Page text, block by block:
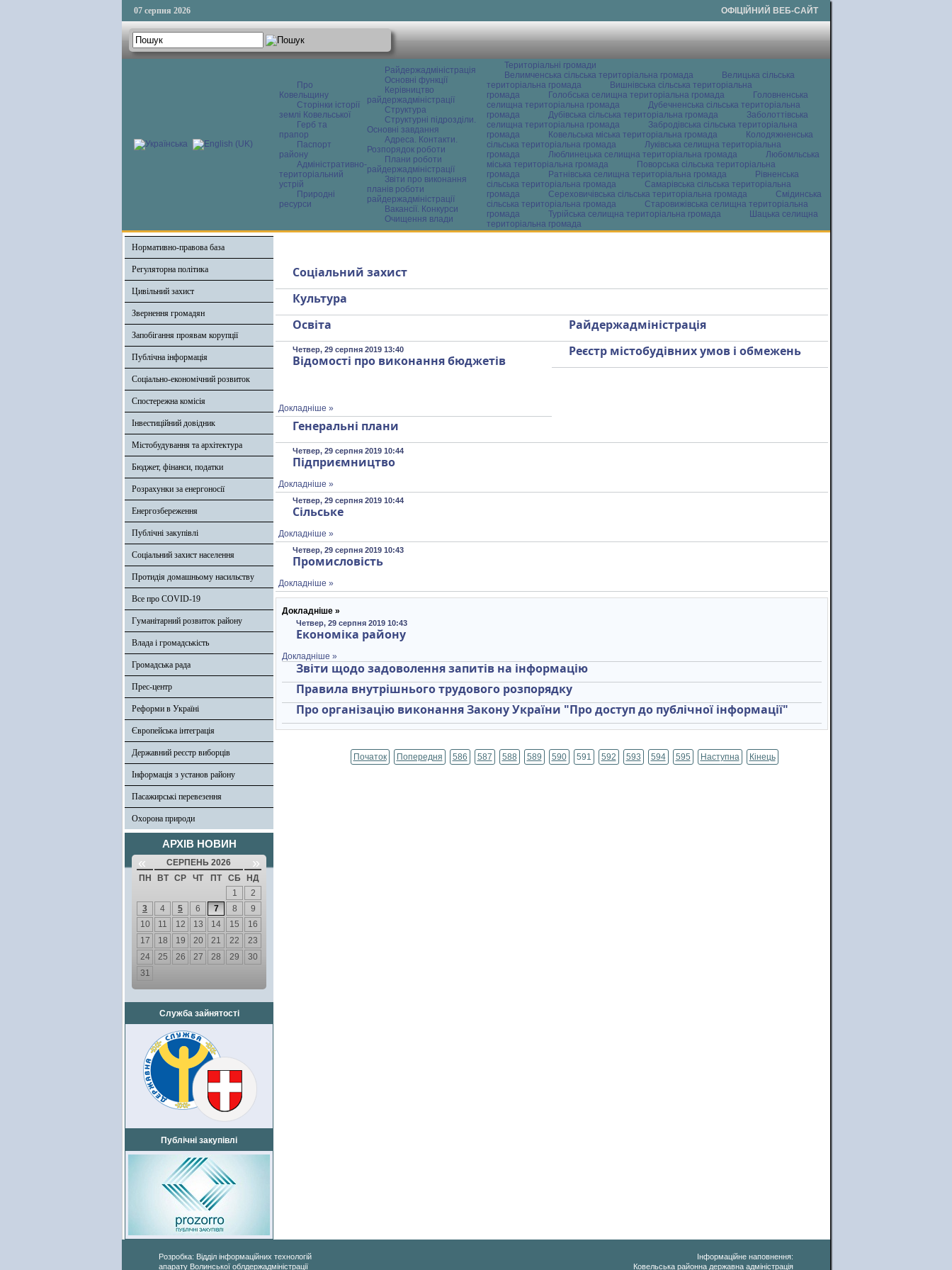
07 серпня 2026 ОФІЦІЙНИЙ ВЕБ-САЙТ
Про
Ковельщину
Сторінки історії
землі Ковельської
Герб та
прапор
Паспорт
району
Адміністративно-
територіальний
устрій
Природні
ресурси
Райдержадміністрація
Основні функції
Керівництво
райдержадміністрації
Структура
Структурні підрозділи.
Основні завдання
Адреса. Контакти.
Розпорядок роботи
Плани роботи
райдержадміністрації
Звіти про виконання
планів роботи
райдержадміністрації
Вакансії. Конкурси
Очищення влади
Територіальні громади
Велимченська сільська територіальна громада
Велицька сільська
територіальна громада
Вишнівська сільська територіальна
громада
Голобська селищна територіальна громада
Головненська
селищна територіальна громада
Дубечненська сільська територіальна
громада
Дубівська сільська територіальна громада
Заболоттівська
селищна територіальна громада
Забродівська сільська територіальна
громада
Ковельська міська територіальна громада
Колодяжненська
сільська територіальна громада
Луківська селищна територіальна
громада
Люблинецька селищна територіальна громада
Любомльська
міська територіальна громада
Поворська сільська територіальна
громада
Ратнівська селищна територіальна громада
Рівненська
сільська територіальна громада
Самарівська сільська територіальна
громада
Сереховичівська сільська територіальна громада
Смідинська
сільська територіальна громада
Старовижівська селищна територіальна
громада
Турійська селищна територіальна громада
Шацька селищна
територіальна громада
Нормативно-правова база
Регуляторна політика
Цивільний захист
Звернення громадян
Запобігання проявам корупції
Публічна інформація
Соціально-економічний розвиток
Спостережна комісія
Інвестиційний довідник
Містобудування та архітектура
Бюджет, фінанси, податки
Розрахунки за енергоносії
Енергозбереження
Публічні закупівлі
Соціальний захист населення
Протидія домашньому насильству
Все про COVID-19
Гуманітарний розвиток району
Влада і громадськість
Громадська рада
Прес-центр
Реформи в Україні
Європейська інтеграція
Державний реєстр виборців
Інформація з установ району
Пасажирські перевезення
Охорона природи
АРХІВ НОВИН
« СЕРПЕНЬ 2026 »
ПН ВТ СР ЧТ ПТ СБ
НД
1
2
3
4 5 6 7 8
9
10
11 12 13 14 15
16
17
18 19 20 21 22
23
24
25 26 27 28 29
30
31
Служба зайнятості
Публічні закупівлі
Соціальний захист
Культура
Освіта
Райдержадміністрація
Четвер, 29 серпня 2019 13:40
Відомості про виконання бюджетів
Докладніше »
Реєстр містобудівних умов і обмежень
Генеральні плани
Четвер, 29 серпня 2019 10:44
Підприємництво
Докладніше »
Четвер, 29 серпня 2019 10:44
Сільське
Докладніше »
Четвер, 29 серпня 2019 10:43
Промисловість
Докладніше »
Докладніше »
Четвер, 29 серпня 2019 10:43
Економіка району
Докладніше »
Звіти щодо задоволення запитів на інформацію
Правила внутрішнього трудового розпорядку
Про організацію виконання Закону України "Про доступ до публічної інформації"
Початок Попередня 586 587 588 589 590 591 592 593 594 595 Наступна
Кінець
Розробка: Відділ інформаційних технологій
апарату Волинської облдержадміністрації
Інформаційне наповнення:
Ковельська районна державна адміністрація